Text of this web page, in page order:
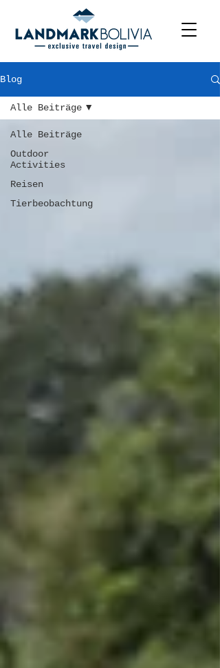
Blog
Alle Beiträge
Outdoor
Activities
Reisen
Tierbeobachtung
Alle Beiträge